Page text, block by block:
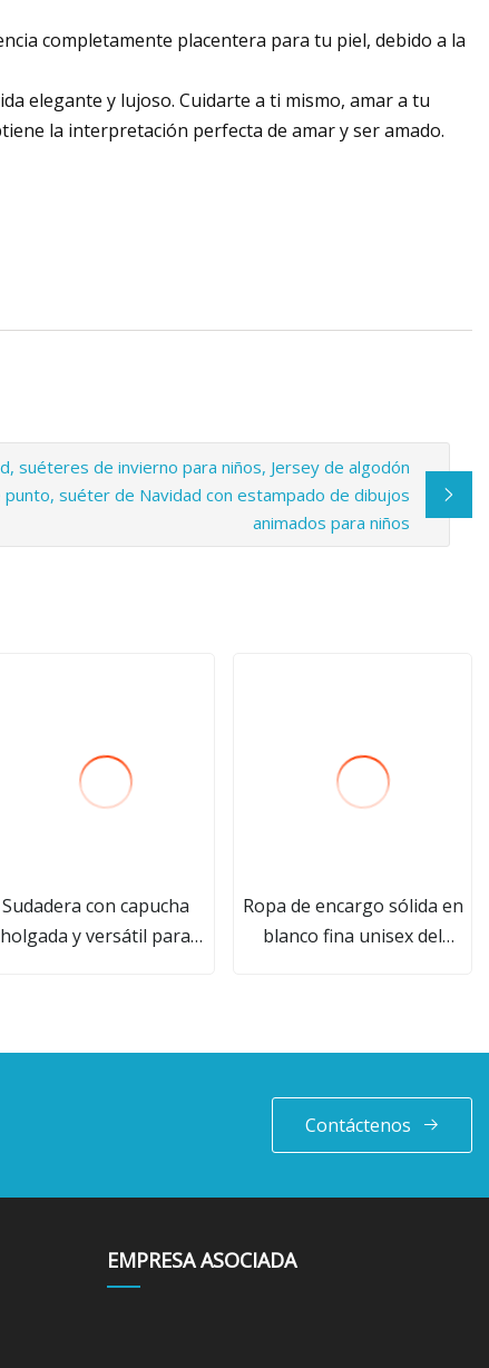
completamente placentera para tu piel, debido a la
elegante y lujoso. Cuidarte a ti mismo, amar a tu
la interpretación perfecta de amar y ser amado.
suéteres de invierno para niños, Jersey de algodón
suéter de Navidad con estampado de dibujos
animados para niños
Sudadera con capucha
holgada y versátil para
oferta
Ropa de encargo sólida en
blanco fina unisex del
jersey del logotipo
Contáctenos
EMPRESA ASOCIADA